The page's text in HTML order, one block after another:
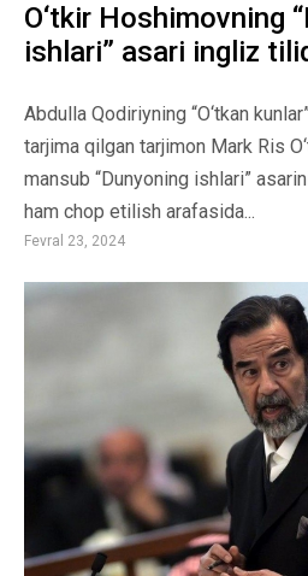
O‘tkir Hoshimovning
ishlari” asari ingliz
Abdulla Qodiriyning “O‘tkan
tarjima qilgan tarjimon Mark Ris
mansub “Dunyoning ishlari”
ham chop etilish arafasida...
Fevral 23, 2024